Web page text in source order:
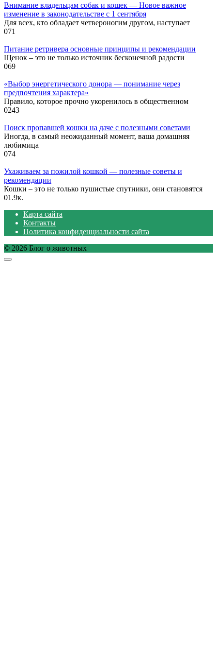
Внимание владельцам собак и кошек — Новое важное
изменение в законодательстве с 1 сентября
Для всех, кто обладает четвероногим другом, наступает
071
Питание ретривера основные принципы и рекомендации
Щенок – это не только источник бесконечной радости
069
«Выбор энергетического донора — понимание через
предпочтения характера»
Правило, которое прочно укоренилось в общественном
0243
Поиск пропавшей кошки на даче с полезными советами
Иногда, в самый неожиданный момент, ваша домашняя
любимица
074
Ухаживаем за пожилой кошкой — полезные советы и
рекомендации
Кошки – это не только пушистые спутники, они становятся
01.9к.
Карта сайта
Контакты
Политика конфиденциальности сайта
© 2026 Блог о животных